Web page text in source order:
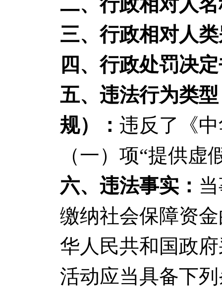
三、行政相对人
四、行政处罚决
五、违法行为类
规）： 违反了《
（一）项“提供
六、违法事实：
缴纳社会保障资
华人民共和国政
活动应当具备下